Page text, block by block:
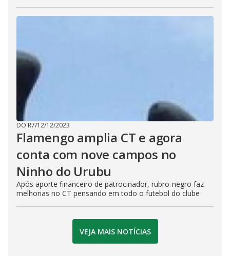
DO R7/12/12/2023
Flamengo amplia CT e agora
conta com nove campos no
Ninho do Urubu
Após aporte financeiro de patrocinador, rubro-negro faz
melhorias no CT pensando em todo o futebol do clube
VEJA MAIS NOTÍCIAS